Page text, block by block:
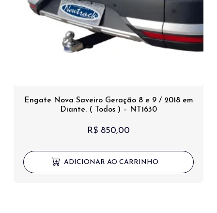
Engate Nova Saveiro Geração 8 e 9 / 2018 em
Diante. ( Todos ) – NT1630
R$ 850,00
ADICIONAR AO CARRINHO